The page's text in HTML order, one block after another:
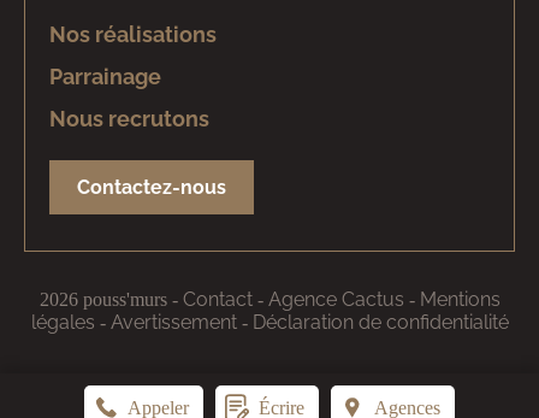
Appeler Écrire Agences
Nos réalisations
Parrainage
Nous recrutons
Contactez-nous
2026 pouss'murs - Contact- Agence Cactus - Mentions
légales - Avertissement- Déclaration de confidentialité